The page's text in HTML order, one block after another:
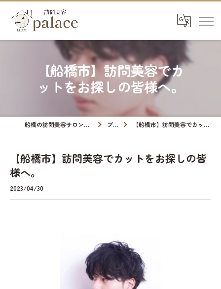
【船橋市】訪問美容でカ
ットをお探しの皆様へ。
船橋の訪問美容サロンなら訪問美容palace ブログ 【船橋市】訪問美容でカットをお探しの皆様へ。
【船橋市】訪問美容でカットをお探しの皆
様へ。
2023/04/30